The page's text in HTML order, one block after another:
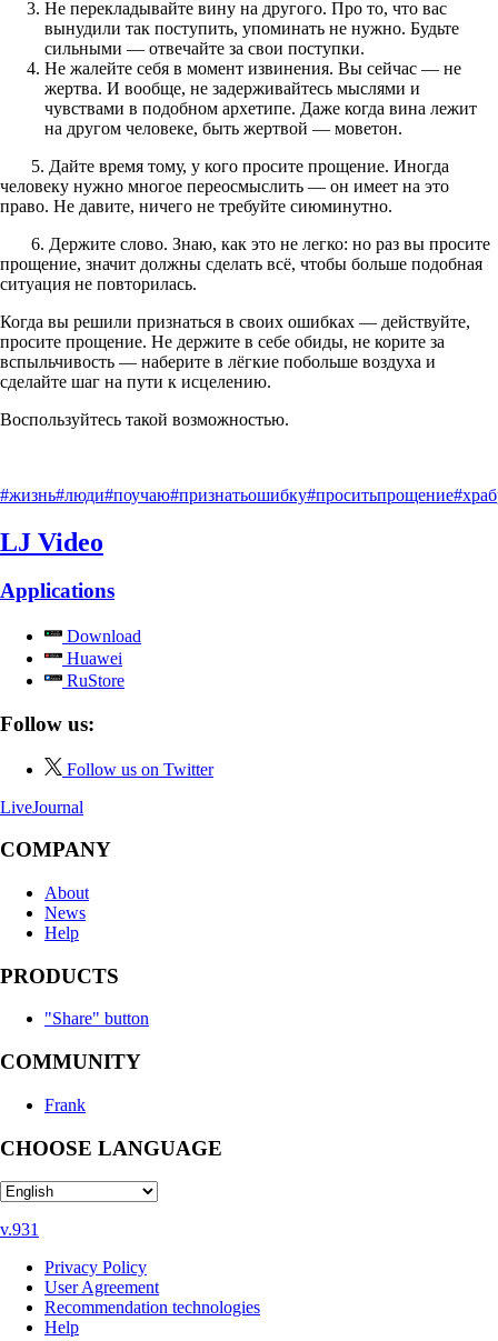
Не перекладывайте вину на другого. Про то, что вас
вынудили так поступить, упоминать не нужно. Будьте
сильными — отвечайте за свои поступки.
Не жалейте себя в момент извинения. Вы сейчас — не
жертва. И вообще, не задерживайтесь мыслями и
чувствами в подобном архетипе. Даже когда вина лежит
на другом человеке, быть жертвой — моветон.
5. Дайте время тому, у кого просите прощение. Иногда
человеку нужно многое переосмыслить — он имеет на это
право. Не давите, ничего не требуйте сиюминутно.
6. Держите слово. Знаю, как это не легко: но раз вы просите
прощение, значит должны сделать всё, чтобы больше подобная
ситуация не повторилась.
Когда вы решили признаться в своих ошибках — действуйте,
просите прощение. Не держите в себе обиды, не корите за
вспыльчивость — наберите в лёгкие побольше воздуха и
сделайте шаг на пути к исцелению.
Воспользуйтесь такой возможностью.
#жизнь#люди#поучаю#признатьошибку#проситьпрощение
LJ Video
Applications
Download
Huawei
RuStore
Follow us:
Follow us on Twitter
LiveJournal
COMPANY
About
News
Help
PRODUCTS
"Share" button
COMMUNITY
Frank
CHOOSE LANGUAGE
v.931
Privacy Policy
User Agreement
Recommendation technologies
Help